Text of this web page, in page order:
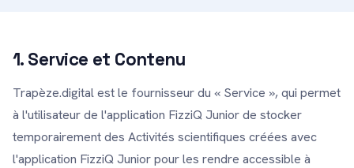
1. Service et Contenu
Trapèze.digital est le fournisseur du « Service », qui permet
à l'utilisateur de l'application FizziQ Junior de stocker
temporairement des Activités scientifiques créées avec
l'application FizziQ Junior pour les rendre accessible à